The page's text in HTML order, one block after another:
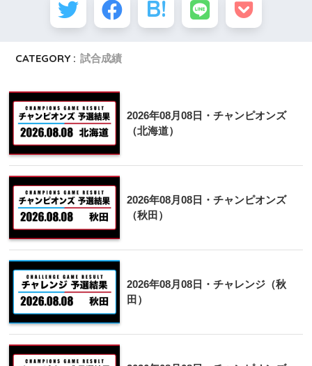
CATEGORY : 試合成績
2026年08月08日・チャンピオンズ
（北海道）
2026年08月08日・チャンピオンズ
（秋田）
2026年08月08日・チャレンジ（秋
田）